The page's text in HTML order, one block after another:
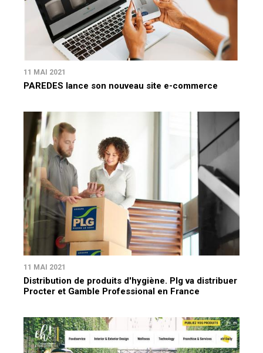
11 MAI 2021
PAREDES lance son nouveau site e-commerce
11 MAI 2021
Distribution de produits d'hygiène. Plg va distribuer
Procter et Gamble Professional en France